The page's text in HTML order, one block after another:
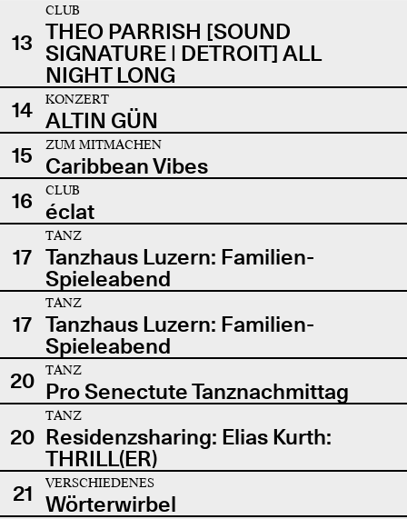
13
CLUB
THEO PARRISH [SOUND
SIGNATURE | DETROIT] ALL
NIGHT LONG
14
KONZERT
ALTIN GÜN
15
ZUM MITMACHEN
Caribbean Vibes
16
CLUB
éclat
17
TANZ
Tanzhaus Luzern: Familien-
Spieleabend
17
TANZ
Tanzhaus Luzern: Familien-
Spieleabend
20
TANZ
Pro Senectute Tanznachmittag
20
TANZ
Residenzsharing: Elias Kurth:
THRILL(ER)
21
VERSCHIEDENES
Wörterwirbel